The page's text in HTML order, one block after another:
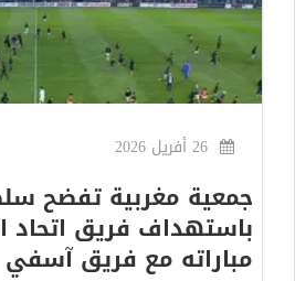
جمعية مغربية تفضح
باستهداف فريق اتحاد
مباراته مع فريق آسفي